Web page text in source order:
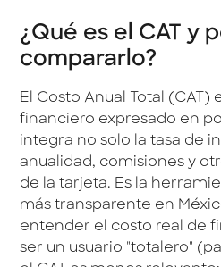
¿Qué es el CAT y
compararlo?
El Costo Anual Total (CAT)
financiero expresado en
integra no solo la tasa de
anualidad, comisiones y
de la tarjeta. Es la
más transparente en
entender el costo real de
ser un usuario "totalero"